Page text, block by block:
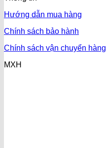
Hướng dẫn mua hàng
Chính sách bảo hành
Chính sách vận chuyển hàng
MXH